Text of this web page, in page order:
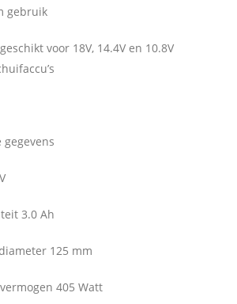
gebruik
voor 18V, 14.4V en 10.8V
gegevens
3.0 Ah
125 mm
405 Watt